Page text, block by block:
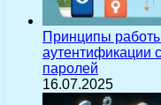
Принципы
аутентификации
паролей
16.07.2025